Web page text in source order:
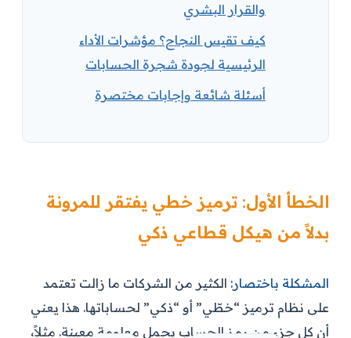
والقرار البشري
كيف تقيس النجاح؟ مؤشرات الأداء
الرئيسية لجودة شجرة الحسابات
أسئلة شائعة وإجابات مختصرة
الخطأ الأول: ترميز خطي يفتقر للمرونة
بدلاً من هيكل قطاعي ذكي
المشكلة باختصار: الكثير من الشركات ما زالت تعتمد
على نظام ترميز “خطّي” أو “ذكي” لحساباتها. هذا يعني
أن كل جزء من رمز الحساب يحمل معلومة معينة. مثلاً،